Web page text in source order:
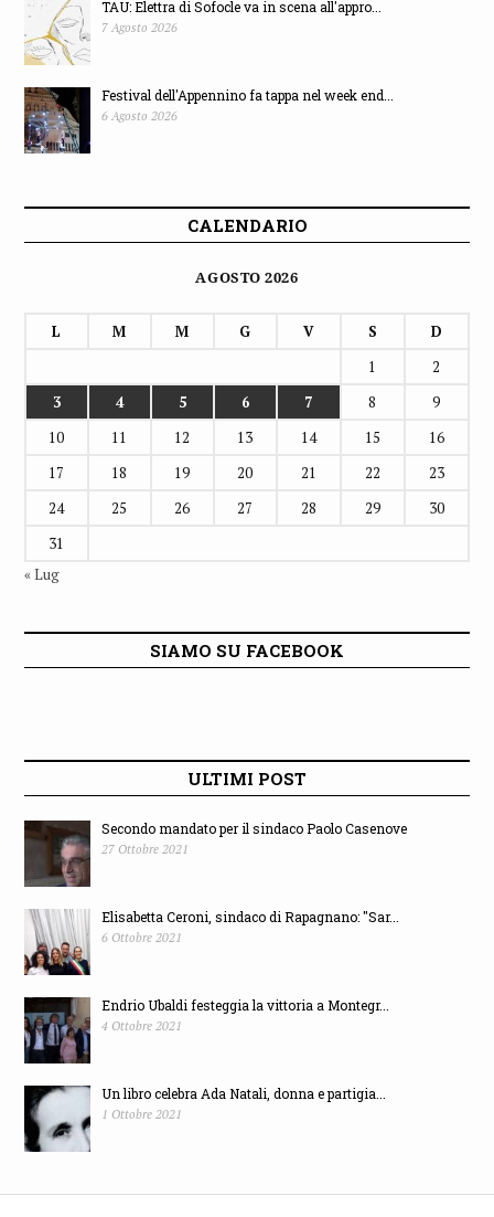
TAU: Elettra di Sofocle va in scena all'appro...
7 Agosto 2026
Festival dell'Appennino fa tappa nel week end...
6 Agosto 2026
CALENDARIO
AGOSTO 2026
L M M G V S
D
1
2
3
4 5 6 7 8
9
10
11 12 13 14 15
16
17
18 19 20 21 22
23
24
25 26 27 28 29
30
31
« Lug
SIAMO SU FACEBOOK
ULTIMI POST
Secondo mandato per il sindaco Paolo Casenove
27 Ottobre 2021
Elisabetta Ceroni, sindaco di Rapagnano: "Sar...
6 Ottobre 2021
Endrio Ubaldi festeggia la vittoria a Montegr...
4 Ottobre 2021
Un libro celebra Ada Natali, donna e partigia...
1 Ottobre 2021